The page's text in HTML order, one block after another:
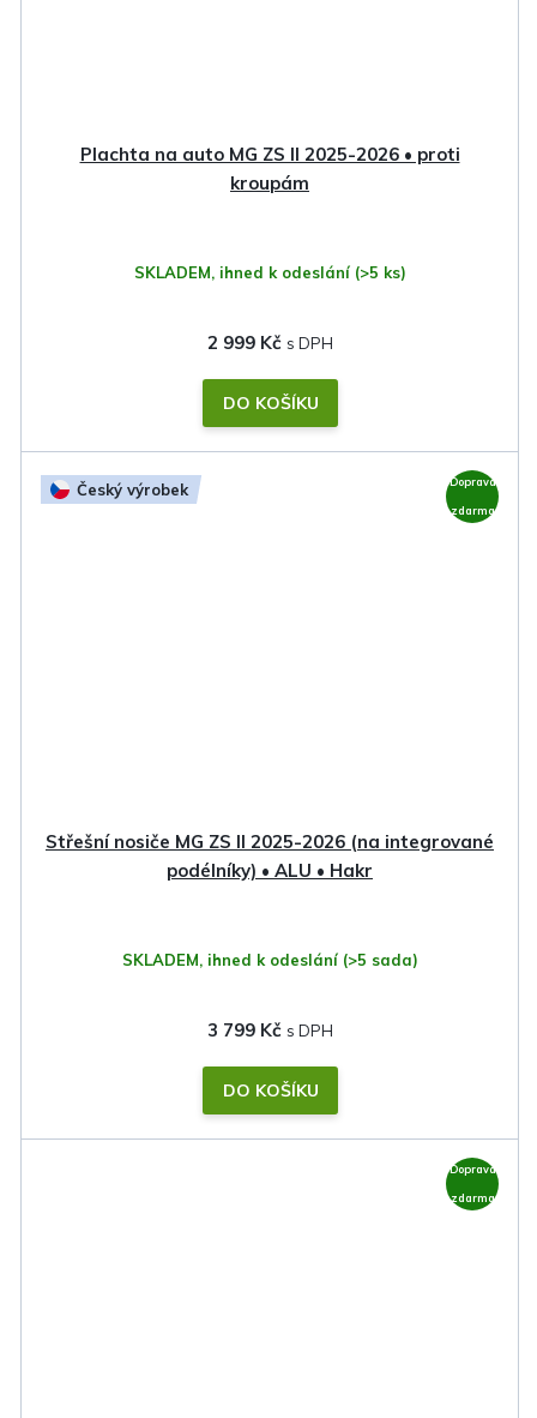
Plachta na auto MG ZS II 2025-2026 • proti
kroupám
SKLADEM, ihned k odeslání (>5 ks)
2 999 Kč
DO KOŠÍKU
Český výrobek Doprava
zdarma
Střešní nosiče MG ZS II 2025-2026 (na integrované
podélníky) • ALU • Hakr
SKLADEM, ihned k odeslání (>5 sada)
3 799 Kč
DO KOŠÍKU
Doprava
zdarma